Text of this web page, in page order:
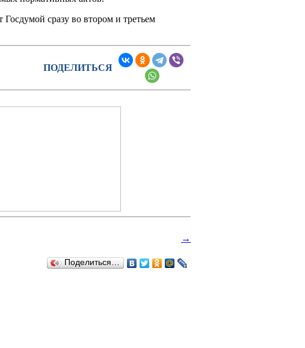
сразу во втором и третьем
ПОДЕЛИТЬСЯ
→
Поделиться…